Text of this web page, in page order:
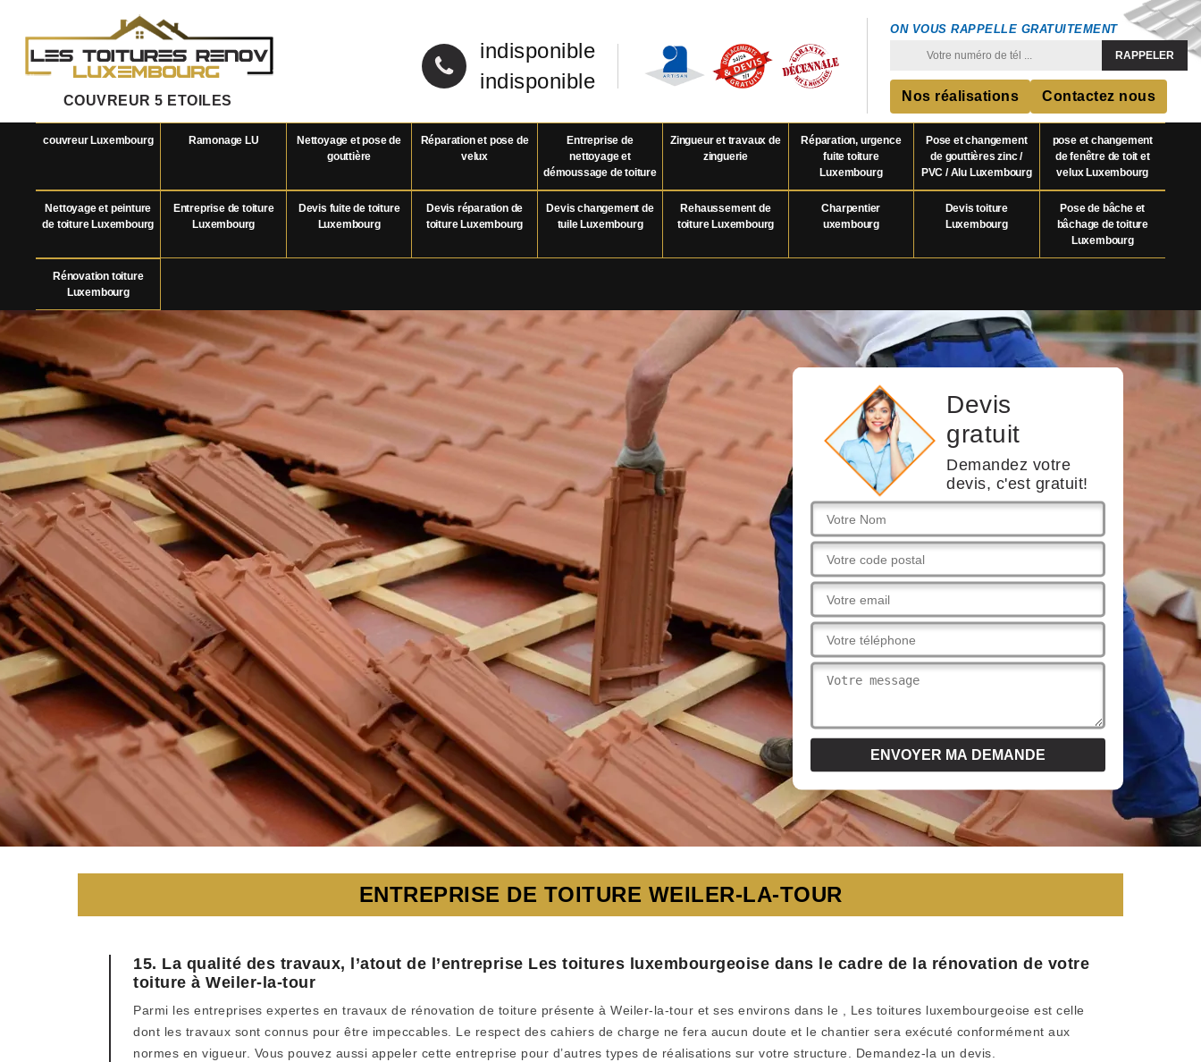
COUVREUR 5 ETOILES
indisponible
indisponible
ON VOUS RAPPELLE GRATUITEMENT
Nos réalisations Contactez nous
couvreur Luxembourg Ramonage LU
Nettoyage et pose de
gouttière
Réparation et pose de
velux
Entreprise de
nettoyage et
démoussage de toiture
Zingueur et travaux de
zinguerie
Réparation, urgence
fuite toiture
Luxembourg
Pose et changement
de gouttières zinc /
PVC / Alu Luxembourg
pose et changement
de fenêtre de toit et
velux Luxembourg
Nettoyage et peinture
de toiture Luxembourg
Entreprise de toiture
Luxembourg
Devis fuite de toiture
Luxembourg
Devis réparation de
toiture Luxembourg
Devis changement de
tuile Luxembourg
Rehaussement de
toiture Luxembourg
Charpentier
uxembourg
Devis toiture
Luxembourg
Pose de bâche et
bâchage de toiture
Luxembourg
Rénovation toiture
Luxembourg
Devis
gratuit
Demandez votre
devis, c'est gratuit!
ENTREPRISE DE TOITURE WEILER-LA-TOUR
15. La qualité des travaux, l’atout de l’entreprise Les toitures luxembourgeoise dans le cadre de la rénovation de votre
toiture à Weiler-la-tour
Parmi les entreprises expertes en travaux de rénovation de toiture présente à Weiler-la-tour et ses environs dans le , Les toitures luxembourgeoise est celle
dont les travaux sont connus pour être impeccables. Le respect des cahiers de charge ne fera aucun doute et le chantier sera exécuté conformément aux
normes en vigueur. Vous pouvez aussi appeler cette entreprise pour d’autres types de réalisations sur votre structure. Demandez-la un devis.